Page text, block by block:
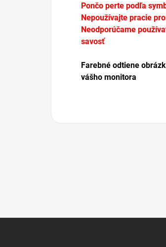
Pončo perte podľa
Nepoužívajte pracie
Neodporúčame
savosť
Farebné odtiene
vášho monitora